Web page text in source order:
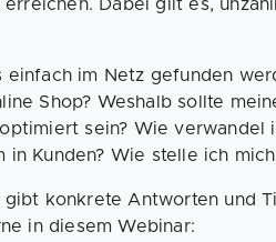
Dabei gilt es,
einfach im Netz gefunden
Shop? Weshalb sollte
sein? Wie verwandel
in Kunden? Wie stelle ich
gibt konkrete Antworten und
in diesem Webinar: